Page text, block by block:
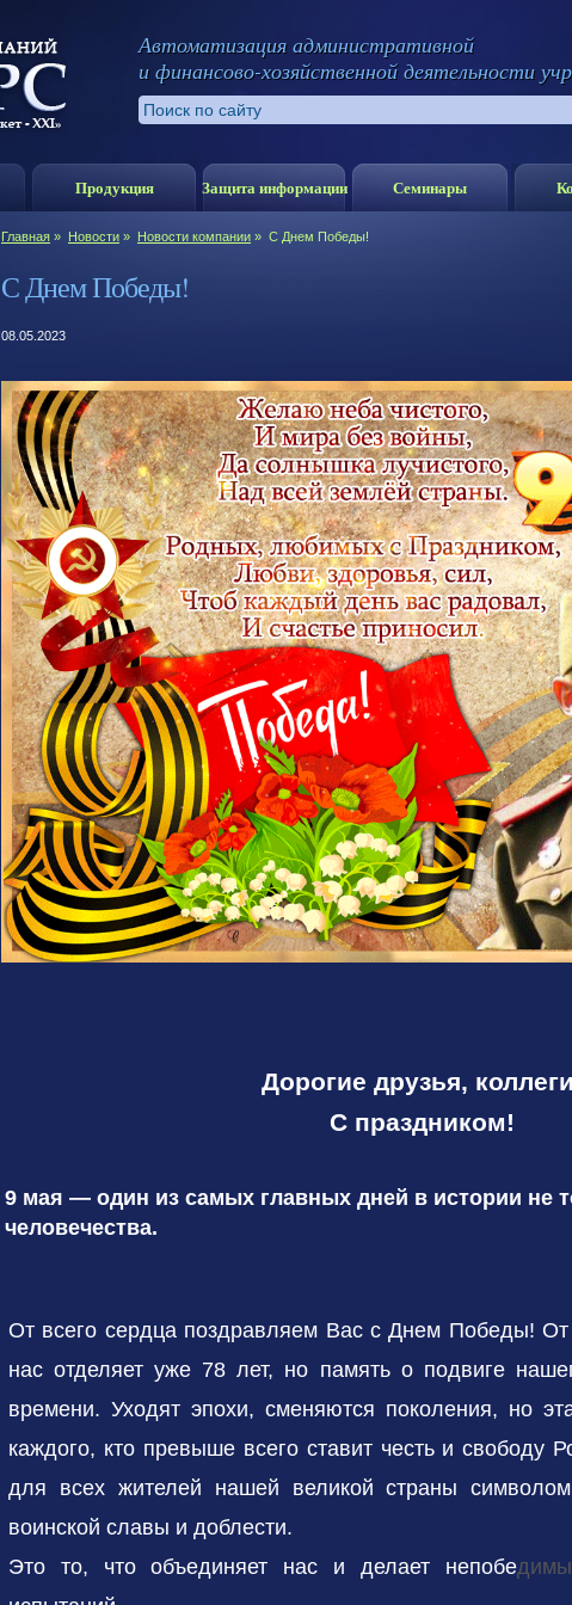
Автоматизация административной
и финансово-хозяйственной деятельности
Продукция Защита информации Семинары
Главная » Новости » Новости компании » С Днем Победы!
С Днем Победы!
08.05.2023
Дорогие друзья,
С праздником!
9 мая — один из самых главных дней в истории не
человечества.
От всего сердца поздравляем Вас с Днем Победы!
нас отделяет уже 78 лет, но память о подвиге
времени. Уходят эпохи, сменяются поколения, но
каждого, кто превыше всего ставит честь и свободу
для всех жителей нашей великой страны символом
воинской славы и доблести.
Это то, что объединяет нас и делает непобе